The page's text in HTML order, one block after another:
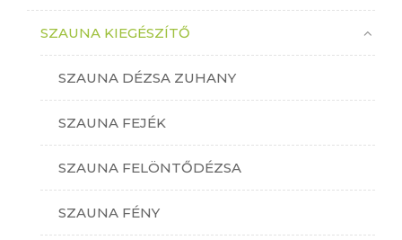
SZAUNA KIEGÉSZÍTŐ
SZAUNA DÉZSA ZUHANY
SZAUNA FEJÉK
SZAUNA FELÖNTŐDÉZSA
SZAUNA FÉNY